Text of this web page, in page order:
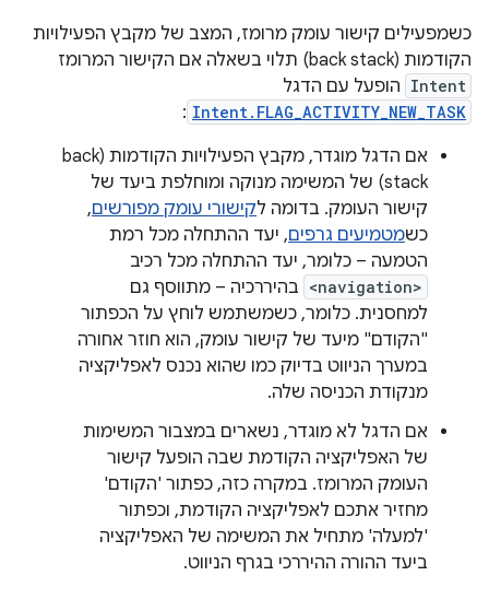
כשמפעילים קישור עומק מרומז, המצב של מקבץ הפעילויות
הקודמות (back stack) תלוי בשאלה אם הקישור המרומז
Intent הופעל עם הדגל
Intent.FLAG_ACTIVITY_NEW_TASK
:
אם הדגל מוגדר, מקבץ הפעילויות הקודמות (back
stack) של המשימה מנוקה ומוחלפת ביעד של
קישור העומק. בדומה לקישורי עומק מפורשים,
כשמטמיעים גרפים, יעד ההתחלה מכל רמת
הטמעה – כלומר, יעד ההתחלה מכל רכיב
<navigation> בהיררכיה – מתווסף גם
למחסנית. כלומר, כשמשתמש לוחץ על הכפתור
"הקודם" מיעד של קישור עומק, הוא חוזר אחורה
במערך הניווט בדיוק כמו שהוא נכנס לאפליקציה
מנקודת הכניסה שלה.
אם הדגל לא מוגדר, נשארים במצבור המשימות
של האפליקציה הקודמת שבה הופעל קישור
העומק המרומז. במקרה כזה, כפתור 'הקודם'
מחזיר אתכם לאפליקציה הקודמת, וכפתור
'למעלה' מתחיל את המשימה של האפליקציה
ביעד ההורה ההיררכי בגרף הניווט.